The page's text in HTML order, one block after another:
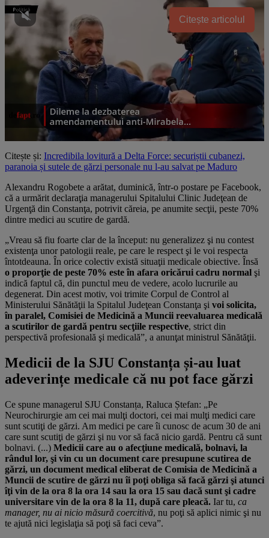
Citește articolul
Citește și: Incredibila lovitură a Delta Force: securiștii cubanezi,
paranoia și sutele de gărzi personale nu l-au salvat pe Maduro
Alexandru Rogobete a arătat, duminică, într-o postare pe Facebook,
că a urmărit declaraţia managerului Spitalului Clinic Judeţean de
Urgenţă din Constanţa, potrivit căreia, pe anumite secţii, peste 70%
dintre medici au scutire de gardă.
„Vreau să fiu foarte clar de la început: nu generalizez şi nu contest
existenţa unor patologii reale, pe care le respect şi le voi respecta
întotdeauna. În orice colectiv există situaţii medicale obiective. Însă
o proporţie de peste 70% este în afara oricărui cadru normal şi
indică faptul că, din punctul meu de vedere, acolo lucrurile au
degenerat. Din acest motiv, voi trimite Corpul de Control al
Ministerului Sănătăţii la Spitalul Judeţean Constanţa şi voi solicita,
în paralel, Comisiei de Medicină a Muncii reevaluarea medicală
a scutirilor de gardă pentru secţiile respective, strict din
perspectivă profesională şi medicală”, a anunţat ministrul Sănătăţii.
Medicii de la SJU Constanța și-au luat
adeverințe medicale că nu pot face gărzi
Ce spune managerul SJU Constanța, Raluca Ștefan: „Pe
Neurochirurgie am cei mai mulţi doctori, cei mai mulţi medici care
sunt scutiţi de gărzi. Am medici pe care îi cunosc de acum 30 de ani
care sunt scutiţi de gărzi şi nu vor să facă nicio gardă. Pentru că sunt
bolnavi. (...) Medicii care au o afecţiune medicală, bolnavi, la
rândul lor, şi vin cu un document care presupune scutirea de
gărzi, un document medical eliberat de Comisia de Medicină a
Muncii de scutire de gărzi nu îi poţi obliga să facă gărzi şi atunci
îţi vin de la ora 8 la ora 14 sau la ora 15 sau dacă sunt şi cadre
universitare vin de la ora 8 la 11, după care pleacă. Iar tu, ca
manager, nu ai nicio măsură coercitivă, nu poţi să aplici nimic şi nu
te ajută nici legislaţia să poţi să faci ceva”.